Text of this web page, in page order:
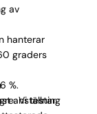
av
hanterar
graders
%.
anställning
Vi testar